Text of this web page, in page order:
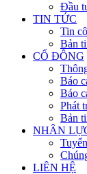
Đầu
TIN TỨC
Tin
Bản
CỔ ĐÔNG
Báo
Báo
Phát
Bản
NHÂN
LIÊN HỆ